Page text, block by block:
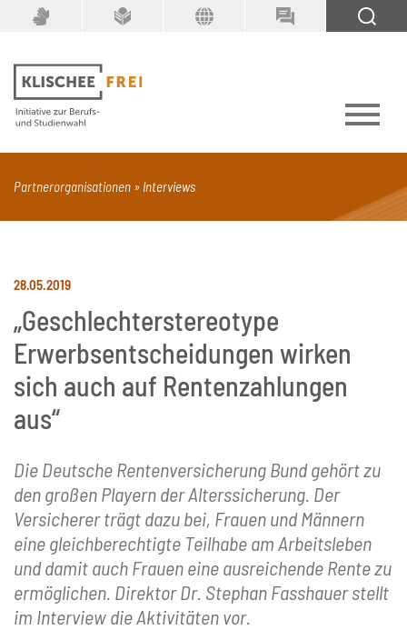
Suchbegriff
PDF Seite mit Video Alle Dokumenttypen
Partnerorganisationen Interviews
28.05.2019
„Geschlechterstereotype
Erwerbsentscheidungen wirken
sich auch auf Rentenzahlungen
aus“
Die Deutsche Rentenversicherung Bund gehört zu
den großen Playern der Alterssicherung. Der
Versicherer trägt dazu bei, Frauen und Männern
eine gleichberechtigte Teilhabe am Arbeitsleben
und damit auch Frauen eine ausreichende Rente zu
ermöglichen. Direktor Dr. Stephan Fasshauer stellt
im Interview die Aktivitäten vor.